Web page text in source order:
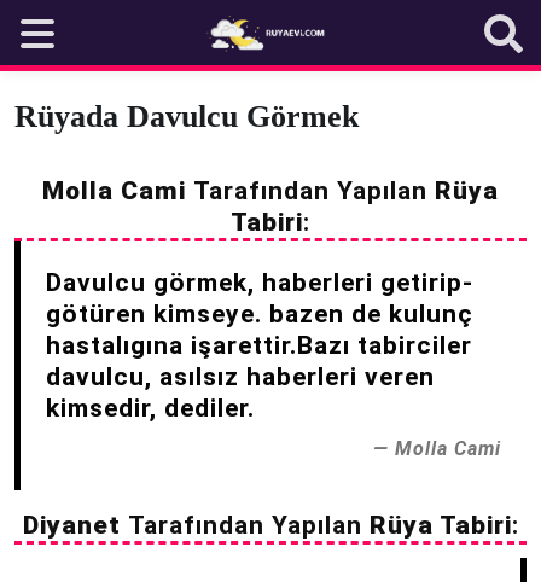
content
Rüyada Davulcu Görmek
Molla Cami Tarafından Yapılan Rüya
Tabiri:
Davulcu görmek, haberleri getirip-
götüren kimseye. bazen de kulunç
hastalıgına işarettir.Bazı tabirciler
davulcu, asılsız haberleri veren
kimsedir, dediler.
Molla Cami
Diyanet Tarafından Yapılan Rüya Tabiri: